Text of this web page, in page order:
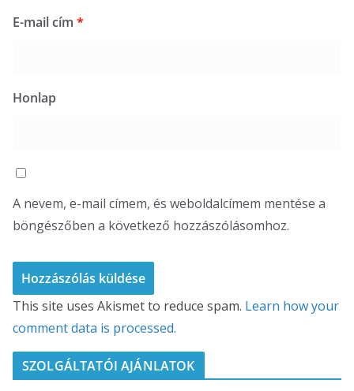
E-mail cím *
Honlap
A nevem, e-mail címem, és weboldalcímem mentése a
böngészőben a következő hozzászólásomhoz.
This site uses Akismet to reduce spam. Learn how your
comment data is processed.
SZOLGÁLTATÓI AJÁNLATOK